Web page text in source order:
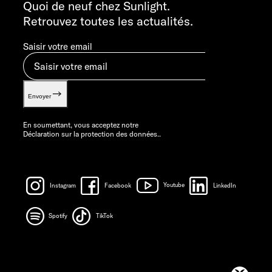
Quoi de neuf chez Sunlight.
Retrouvez toutes les actualités.
Saisir votre email
Envoyer
En soumettant, vous acceptez notre
Déclaration sur la protection des données..
Instagram Facebook Youtube LinkedIn
Spotify TikTok